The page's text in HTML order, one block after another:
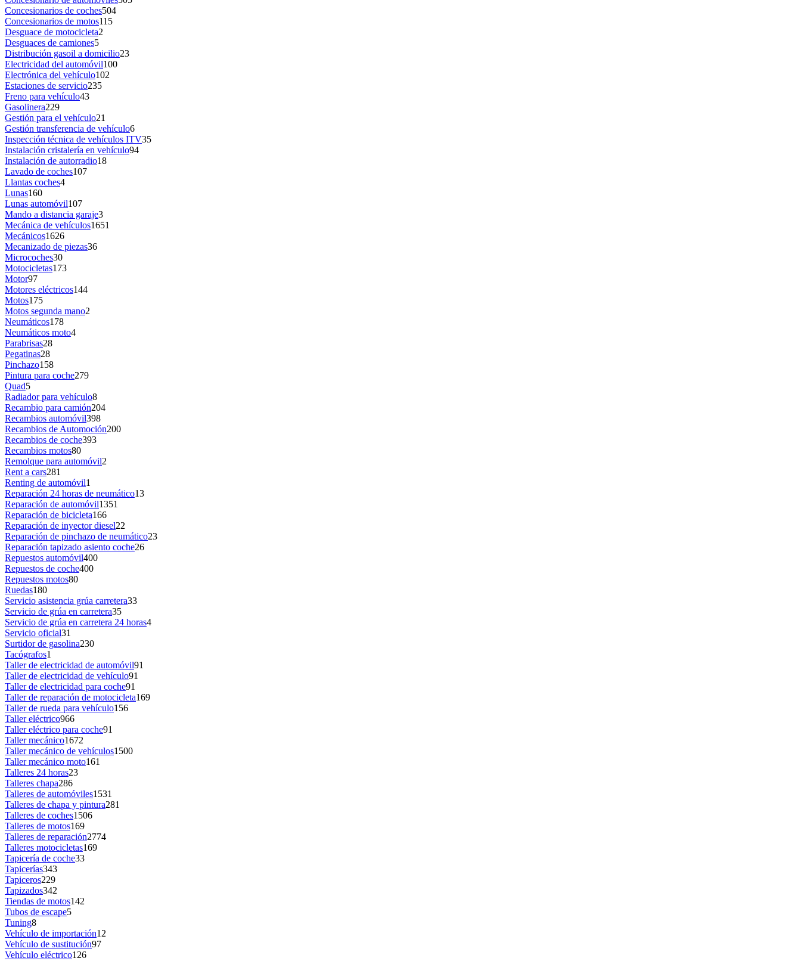
Concesionarios de coches504
Concesionarios de motos115
Desguace de motocicleta2
Desguaces de camiones5
Distribución gasoil a domicilio23
Electricidad del automóvil100
Electrónica del vehículo102
Estaciones de servicio235
Freno para vehículo43
Gasolinera229
Gestión para el vehículo21
Gestión transferencia de vehículo6
Inspección técnica de vehículos ITV35
Instalación cristalería en vehículo94
Instalación de autorradio18
Lavado de coches107
Llantas coches4
Lunas160
Lunas automóvil107
Mando a distancia garaje3
Mecánica de vehículos1651
Mecánicos1626
Mecanizado de piezas36
Microcoches30
Motocicletas173
Motor97
Motores eléctricos144
Motos175
Motos segunda mano2
Neumáticos178
Neumáticos moto4
Parabrisas28
Pegatinas28
Pinchazo158
Pintura para coche279
Quad5
Radiador para vehículo8
Recambio para camión204
Recambios automóvil398
Recambios de Automoción200
Recambios de coche393
Recambios motos80
Remolque para automóvil2
Rent a cars281
Renting de automóvil1
Reparación 24 horas de neumático13
Reparación de automóvil1351
Reparación de bicicleta166
Reparación de inyector diesel22
Reparación de pinchazo de neumático23
Reparación tapizado asiento coche26
Repuestos automóvil400
Repuestos de coche400
Repuestos motos80
Ruedas180
Servicio asistencia grúa carretera33
Servicio de grúa en carretera35
Servicio de grúa en carretera 24 horas4
Servicio oficial31
Surtidor de gasolina230
Tacógrafos1
Taller de electricidad de automóvil91
Taller de electricidad de vehículo91
Taller de electricidad para coche91
Taller de reparación de motocicleta169
Taller de rueda para vehículo156
Taller eléctrico966
Taller eléctrico para coche91
Taller mecánico1672
Taller mecánico de vehículos1500
Taller mecánico moto161
Talleres 24 horas23
Talleres chapa286
Talleres de automóviles1531
Talleres de chapa y pintura281
Talleres de coches1506
Talleres de motos169
Talleres de reparación2774
Talleres motocicletas169
Tapicería de coche33
Tapicerías343
Tapiceros229
Tapizados342
Tiendas de motos142
Tubos de escape5
Tuning8
Vehículo de importación12
Vehículo de sustitución97
Vehículo eléctrico126